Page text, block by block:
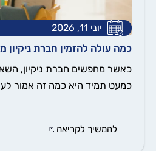
יוני 11, 2026
כמה עולה להזמין חברת ניקיון
כאשר מחפשים חברת ניקיון,
כמעט תמיד היא כמה זה אמור
להמשיך לקריאה